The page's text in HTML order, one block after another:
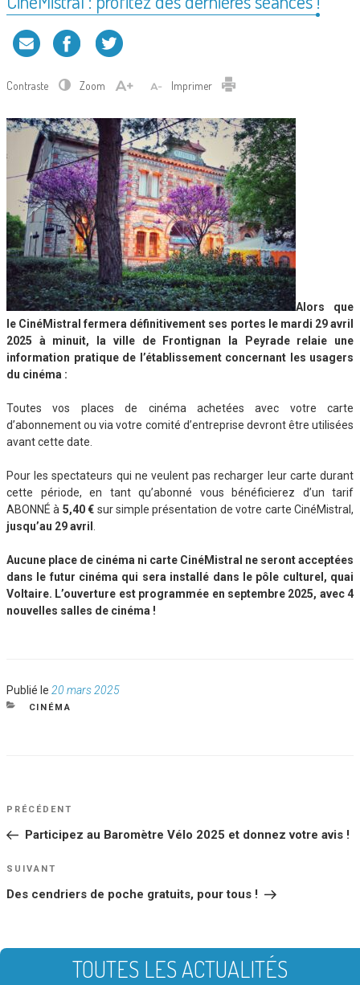
Contraste Zoom Imprimer
Alors que
le CinéMistral fermera définitivement ses portes le mardi 29 avril
2025 à minuit, la ville de Frontignan la Peyrade relaie une
information pratique de l’établissement concernant les usagers
du cinéma :
Toutes vos places de cinéma achetées avec votre carte
d’abonnement ou via votre comité d’entreprise devront être utilisées
avant cette date.
Pour les spectateurs qui ne veulent pas recharger leur carte durant
cette période, en tant qu’abonné vous bénéficierez d’un tarif
ABONNÉ à 5,40 € sur simple présentation de votre carte CinéMistral,
jusqu’au 29 avril
Aucune place de cinéma ni carte CinéMistral ne seront acceptées
dans le futur cinéma qui sera installé dans le pôle culturel, quai
Voltaire. L’ouverture est programmée en septembre 2025, avec 4
nouvelles salles de cinéma !
Publié le Publié
le
20 mars 2025
CATÉGORIES
CINÉMA
NAVIGATION
DE
Article
PRÉCÉDENT
Participez au Baromètre Vélo 2025 et donnez votre avis !
Article
SUIVANT
Des cendriers de poche gratuits, pour tous !
TOUTES LES ACTUALITÉS